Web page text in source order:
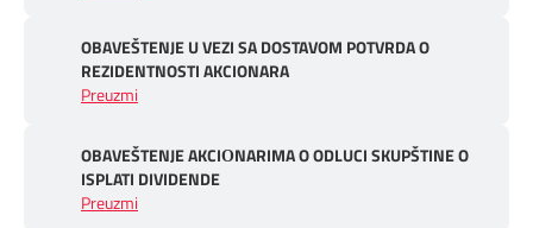
OBAVEŠTENJE U VEZI SA DOSTAVOM POTVRDA O
REZIDENTNOSTI AKCIONARA
Preuzmi
OBAVEŠTENJE AKCIОNARIMA O ODLUCI SKUPŠTINE O
ISPLATI DIVIDENDE
Preuzmi